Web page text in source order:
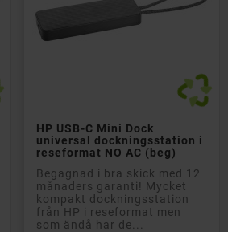
HP USB-C Mini Dock
universal dockningsstation i
reseformat NO AC (beg)
Begagnad i bra skick med 12
månaders garanti! Mycket
kompakt dockningsstation
från HP i reseformat men
som ändå har de...